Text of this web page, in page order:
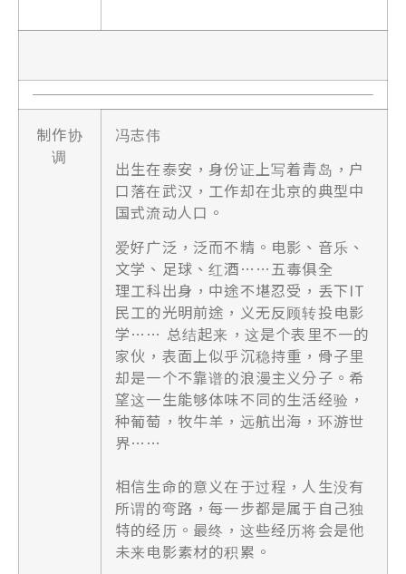
制作协
调
冯志伟
出生在泰安，身份证上写着青岛，户
口落在武汉，工作却在北京的典型中
国式流动人口。
爱好广泛，泛而不精。电影、音乐、
文学、足球、红酒……五毒俱全
理工科出身，中途不堪忍受，丢下IT
民工的光明前途，义无反顾转投电影
学…… 总结起来，这是个表里不一的
家伙，表面上似乎沉稳持重，骨子里
却是一个不靠谱的浪漫主义分子。希
望这一生能够体味不同的生活经验，
种葡萄，牧牛羊，远航出海，环游世
界……
相信生命的意义在于过程，人生没有
所谓的弯路，每一步都是属于自己独
特的经历。最终，这些经历将会是他
未来电影素材的积累。